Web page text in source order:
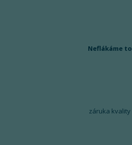
Neflákáme to
záruka kvality